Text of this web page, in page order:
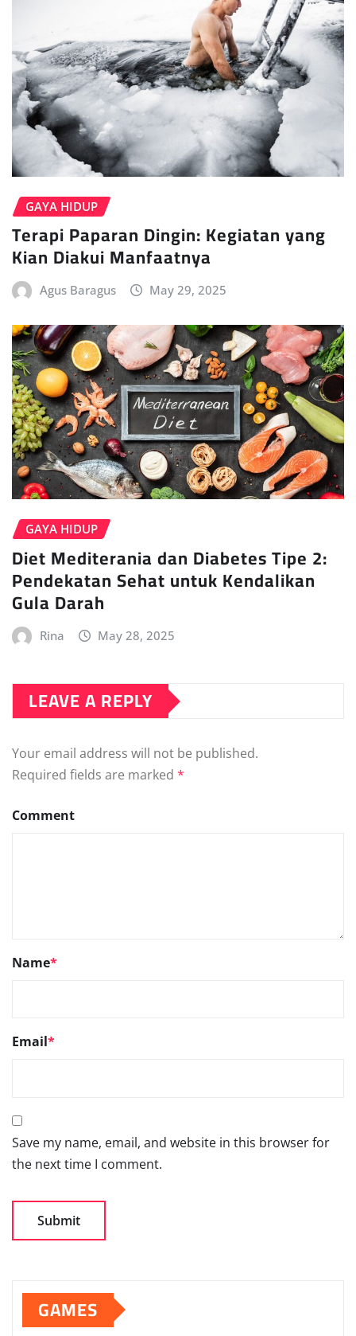
GAYA HIDUP
Terapi Paparan Dingin: Kegiatan yang
Kian Diakui Manfaatnya
Agus Baragus May 29, 2025
GAYA HIDUP
Diet Mediterania dan Diabetes Tipe 2:
Pendekatan Sehat untuk Kendalikan
Gula Darah
Rina May 28, 2025
LEAVE A REPLY
Your email address will not be published.
Required fields are marked *
Comment
Name*
Email*
Save my name, email, and website in this browser for
the next time I comment.
GAMES